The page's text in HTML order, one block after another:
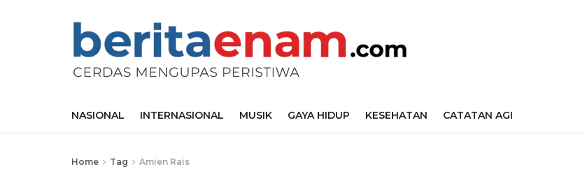
NASIONAL INTERNASIONAL MUSIK GAYA HIDUP KESEHATAN CATATAN AGI
Home Tag Amien Rais